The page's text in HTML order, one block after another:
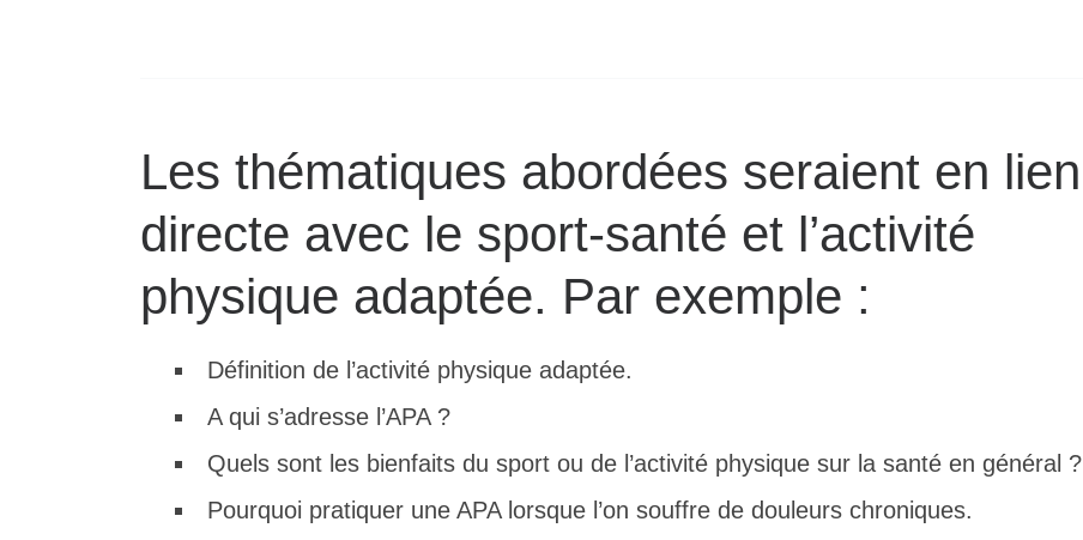
Les thématiques abordées seraient en lien
directe avec le sport-santé et l’activité
physique adaptée. Par exemple :
Définition de l’activité physique adaptée.
A qui s’adresse l’APA ?
Quels sont les bienfaits du sport ou de l’activité physique sur la santé en général ?
Pourquoi pratiquer une APA lorsque l’on souffre de douleurs chroniques.